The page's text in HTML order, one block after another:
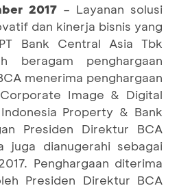
2017 – Layanan solusi
dan kinerja bisnis yang
Bank Central Asia Tbk
beragam penghargaan
menerima penghargaan
Image & Digital
Property & Bank
Presiden Direktur BCA
juga dianugerahi sebagai
Penghargaan diterima
Presiden Direktur BCA